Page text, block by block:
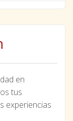
en
tus
experiencias